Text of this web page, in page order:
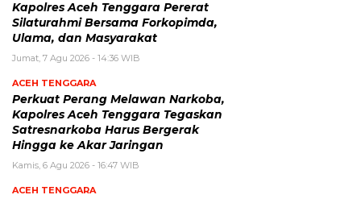
Kapolres Aceh Tenggara Pererat
Silaturahmi Bersama Forkopimda,
Ulama, dan Masyarakat
Jumat, 7 Agu 2026 - 14:36 WIB
ACEH TENGGARA
Perkuat Perang Melawan Narkoba,
Kapolres Aceh Tenggara Tegaskan
Satresnarkoba Harus Bergerak
Hingga ke Akar Jaringan
Kamis, 6 Agu 2026 - 16:47 WIB
ACEH TENGGARA